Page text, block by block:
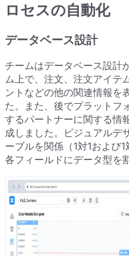
ロセスの自動化
データベース設計
チームはデータベース設計
ム上で、注文、注文アイテ
ントなどの他の関連情報を
た。また、後でプラットフ
するパートナーに関する情
成しました。ビジュアルデ
ーブルを関係（1対1および
各フィールドにデータ型を